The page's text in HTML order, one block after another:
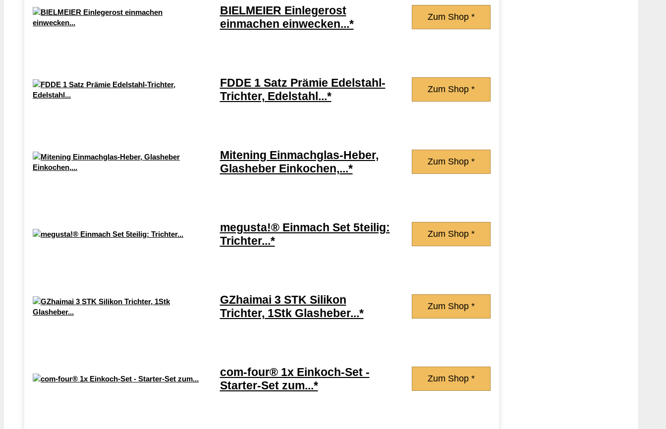
BIELMEIER Einlegerost
einmachen einwecken...*
Zum Shop *
FDDE 1 Satz Prämie Edelstahl-
Trichter, Edelstahl...*
Zum Shop *
Mitening Einmachglas-Heber,
Glasheber Einkochen,...*
Zum Shop *
megusta!® Einmach Set 5teilig:
Trichter...*
Zum Shop *
GZhaimai 3 STK Silikon
Trichter, 1Stk Glasheber...*
Zum Shop *
com-four® 1x Einkoch-Set -
Starter-Set zum...*
Zum Shop *